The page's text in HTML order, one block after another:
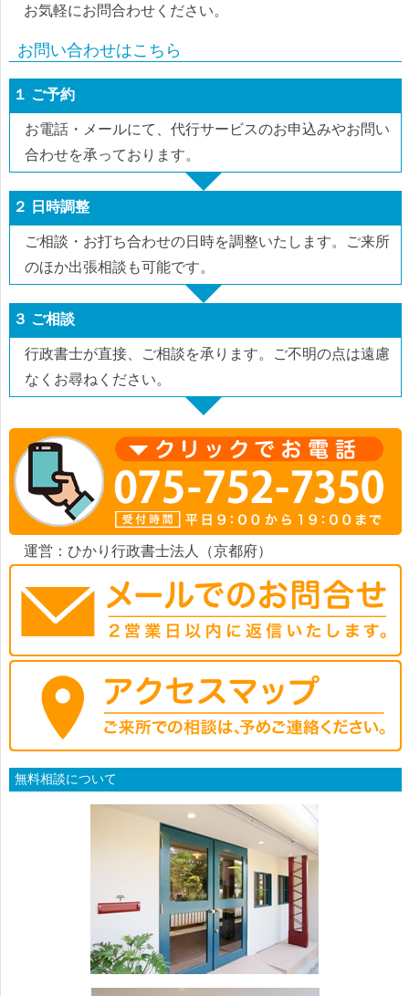
お気軽にお問合わせください。
お問い合わせはこちら
１ ご予約
お電話・メールにて、代行サービスのお申込みやお問い
合わせを承っております。
２ 日時調整
ご相談・お打ち合わせの日時を調整いたします。ご来所
のほか出張相談も可能です。
３ ご相談
行政書士が直接、ご相談を承ります。ご不明の点は遠慮
なくお尋ねください。
運営：ひかり行政書士法人（京都府）
無料相談について